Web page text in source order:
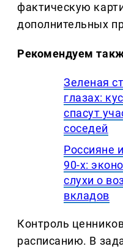
фактическую
дополнительных
Рекомендуем
Зеленая
глазах:
спасут
соседей
Россияне
90-х:
слухи о
вкладов
Контроль
расписанию. В